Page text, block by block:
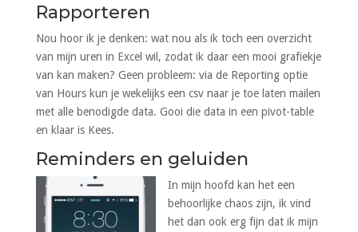
Rapporteren
Nou hoor ik je denken: wat nou als ik toch een overzicht
van mijn uren in Excel wil, zodat ik daar een mooi grafiekje
van kan maken? Geen probleem: via de Reporting optie
van Hours kun je wekelijks een csv naar je toe laten mailen
met alle benodigde data. Gooi die data in een pivot-table
en klaar is Kees.
Reminders en geluiden
In mijn hoofd kan het een
behoorlijke chaos zijn, ik vind
het dan ook erg fijn dat ik mijn